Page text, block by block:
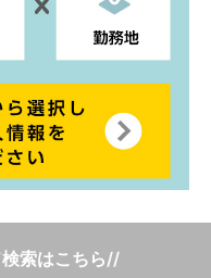
索はこちら//